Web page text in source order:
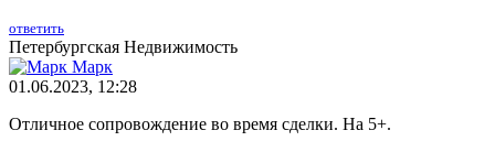
ответить
Петербургская Недвижимость
Марк
01.06.2023, 12:28
Отличное сопровождение во время сделки. На 5+.